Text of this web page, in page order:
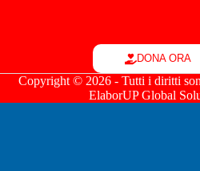
DONA ORA
Copyright © 2026 - Tutti i diritti
ElaborUP Global